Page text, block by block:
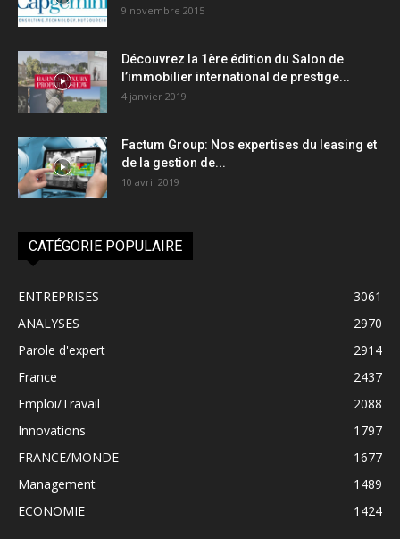
9 novembre 2015
Découvrez la 1ère édition du Salon de
l’immobilier international de prestige...
4 janvier 2019
Factum Group: Nos expertises du leasing et
de la gestion de...
10 avril 2019
CATÉGORIE POPULAIRE
ENTREPRISES
3061
ANALYSES
2970
Parole d'expert
2914
France
2437
Emploi/Travail
2088
Innovations
1797
FRANCE/MONDE
1677
Management
1489
ECONOMIE
1424